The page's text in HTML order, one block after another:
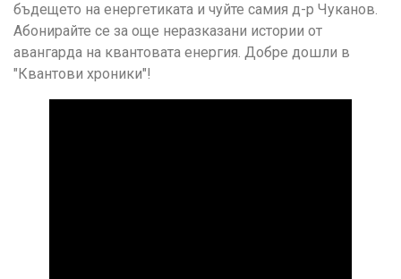
бъдещето на енергетиката и чуйте самия д-р Чуканов.
Абонирайте се за още неразказани истории от
авангарда на квантовата енергия. Добре дошли в
"Квантови хроники"!